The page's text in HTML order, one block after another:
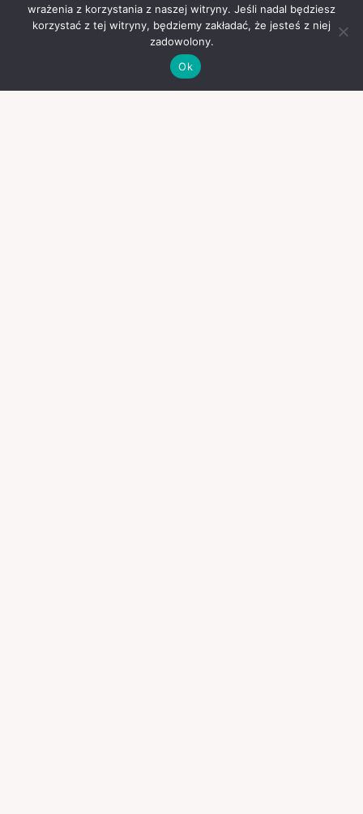
wrażenia z korzystania z naszej witryny. Jeśli nadal będziesz
korzystać z tej witryny, będziemy zakładać, że jesteś z niej
zadowolony.
Ok